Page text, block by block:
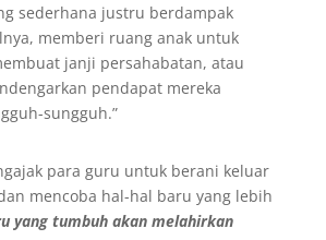
sederhana justru berdampak
memberi ruang anak untuk
janji persahabatan, atau
pendapat mereka
sungguh.”
para guru untuk berani keluar
mencoba hal-hal baru yang lebih
yang tumbuh akan melahirkan